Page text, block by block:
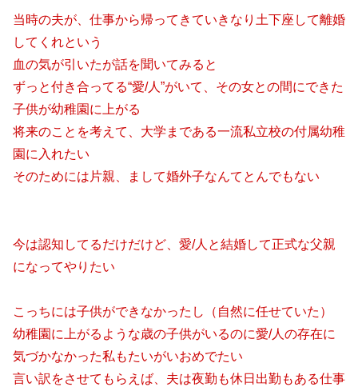
当時の夫が、仕事から帰ってきていきなり土下座して離婚
してくれという
血の気が引いたが話を聞いてみると
ずっと付き合ってる“愛/人”がいて、その女との間にできた
子供が幼稚園に上がる
将来のことを考えて、大学まである一流私立校の付属幼稚
園に入れたい
そのためには片親、まして婚外子なんてとんでもない
今は認知してるだけだけど、愛/人と結婚して正式な父親
になってやりたい
こっちには子供ができなかったし（自然に任せていた）
幼稚園に上がるような歳の子供がいるのに愛/人の存在に
気づかなかった私もたいがいおめでたい
言い訳をさせてもらえば、夫は夜勤も休日出勤もある仕事